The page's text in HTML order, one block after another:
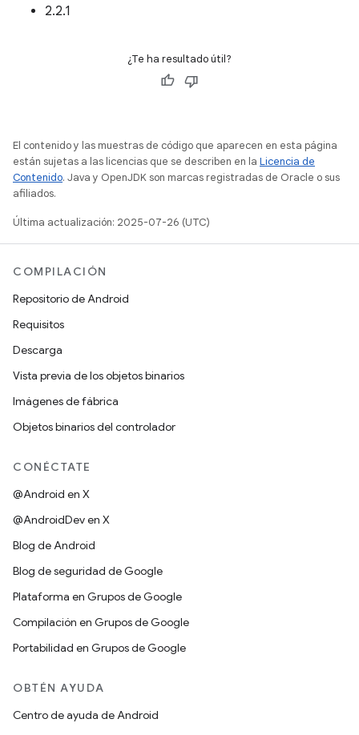
2.2.1
¿Te ha resultado útil?
El contenido y las muestras de código que aparecen en esta página
están sujetas a las licencias que se describen en la Licencia de
Contenido. Java y OpenJDK son marcas registradas de Oracle o sus
afiliados.
Última actualización: 2025-07-26 (UTC)
COMPILACIÓN
Repositorio de Android
Requisitos
Descarga
Vista previa de los objetos binarios
Imágenes de fábrica
Objetos binarios del controlador
CONÉCTATE
@Android en X
@AndroidDev en X
Blog de Android
Blog de seguridad de Google
Plataforma en Grupos de Google
Compilación en Grupos de Google
Portabilidad en Grupos de Google
OBTÉN AYUDA
Centro de ayuda de Android